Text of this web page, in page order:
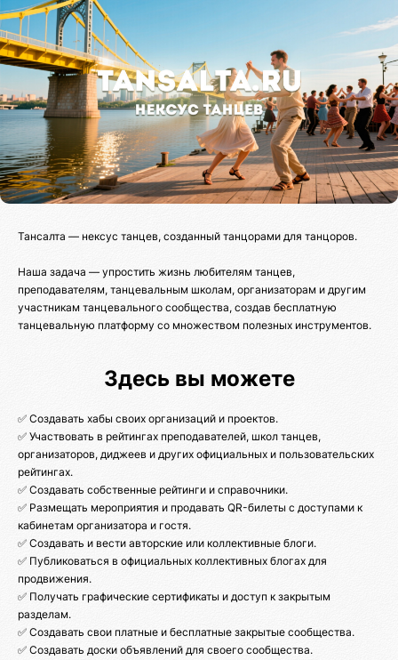
Тансалта — нексус танцев, созданный танцорами для танцоров.
Наша задача — упростить жизнь любителям танцев,
преподавателям, танцевальным школам, организаторам и другим
участникам танцевального сообщества, создав бесплатную
танцевальную платформу со множеством полезных инструментов.
Здесь вы можете
✅ Создавать хабы своих организаций и проектов.
✅ Участвовать в рейтингах преподавателей, школ танцев,
организаторов, диджеев и других официальных и пользовательских
рейтингах.
✅ Создавать собственные рейтинги и справочники.
✅ Размещать мероприятия и продавать QR-билеты с доступами к
кабинетам организатора и гостя.
✅ Создавать и вести авторские или коллективные блоги.
✅ Публиковаться в официальных коллективных блогах для
продвижения.
✅ Получать графические сертификаты и доступ к закрытым
разделам.
✅ Создавать свои платные и бесплатные закрытые сообщества.
✅ Создавать доски объявлений для своего сообщества.